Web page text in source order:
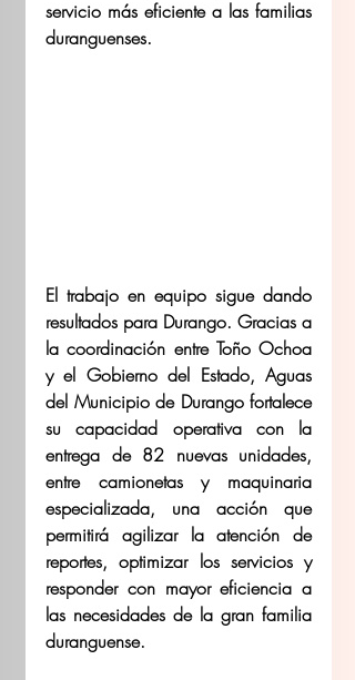
servicio más eficiente a las familias
duranguenses.
El trabajo en equipo sigue dando
resultados para Durango. Gracias a
la coordinación entre Toño Ochoa
y el Gobierno del Estado, Aguas
del Municipio de Durango fortalece
su capacidad operativa con la
entrega de 82 nuevas unidades,
entre camionetas y maquinaria
especializada, una acción que
permitirá agilizar la atención de
reportes, optimizar los servicios y
responder con mayor eficiencia a
las necesidades de la gran familia
duranguense.